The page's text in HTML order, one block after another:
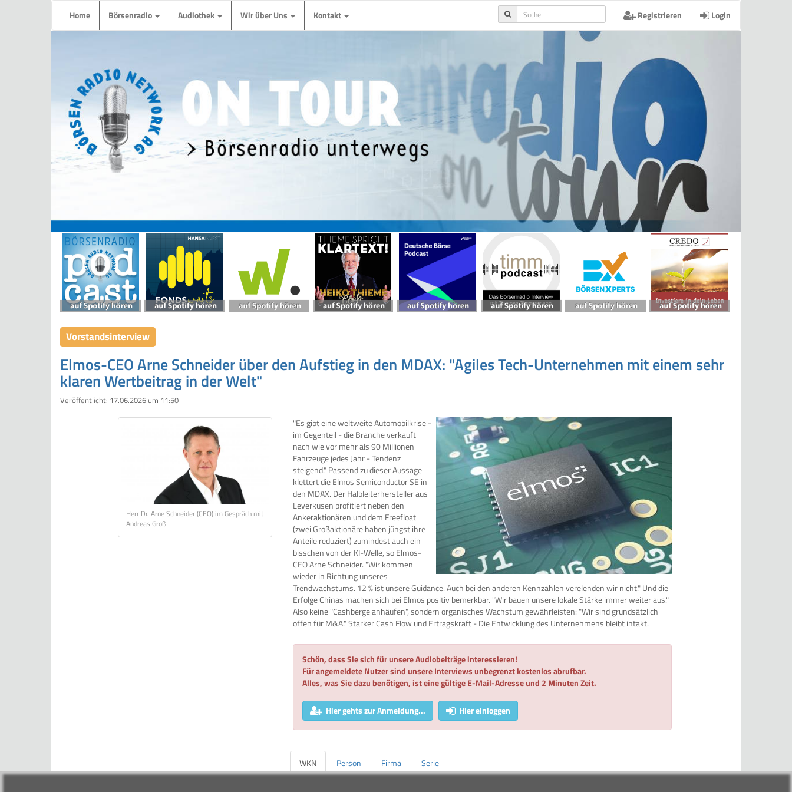
Home Börsenradio Audiothek Wir über Uns Kontakt Registrieren Login
Vorstandsinterview
Elmos-CEO Arne Schneider über den Aufstieg in den MDAX: "Agiles Tech-Unternehmen mit einem sehr
klaren Wertbeitrag in der Welt"
Veröffentlicht: 17.06.2026 um 11:50
Herr Dr. Arne Schneider (CEO) im Gespräch mit
Andreas Groß
"Es gibt eine weltweite Automobilkrise -
im Gegenteil - die Branche verkauft
nach wie vor mehr als 90 Millionen
Fahrzeuge jedes Jahr - Tendenz
steigend." Passend zu dieser Aussage
klettert die Elmos Semiconductor SE in
den MDAX. Der Halbleiterhersteller aus
Leverkusen profitiert neben den
Ankeraktionären und dem Freefloat
(zwei Großaktionäre haben jüngst ihre
Anteile reduziert) zumindest auch ein
bisschen von der KI-Welle, so Elmos-
CEO Arne Schneider. "Wir kommen
wieder in Richtung unseres
Trendwachstums. 12 % ist unsere Guidance. Auch bei den anderen Kennzahlen verelenden wir nicht." Und die
Erfolge Chinas machen sich bei Elmos positiv bemerkbar. "Wir bauen unsere lokale Stärke immer weiter aus."
Also keine "Cashberge anhäufen", sondern organisches Wachstum gewährleisten: "Wir sind grundsätzlich
offen für M&A." Starker Cash Flow und Ertragskraft - Die Entwicklung des Unternehmens bleibt intakt.
Schön, dass Sie sich für unsere Audiobeiträge interessieren!
Für angemeldete Nutzer sind unsere Interviews unbegrenzt kostenlos abrufbar.
Alles, was Sie dazu benötigen, ist eine gültige E-Mail-Adresse und 2 Minuten Zeit.
Hier gehts zur Anmeldung... Hier einloggen
WKN Person Firma Serie